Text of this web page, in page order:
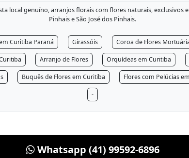
local genuíno, arranjos florais com flores naturais,
Pinhais e São José dos Pinhais.
Curitiba Paraná Girassóis Coroa de Flores
Arranjo de Flores Orquídeas em Curitiba
Buquês de Flores em Curitiba Flores com Pelúcias
-
Whatsapp (41) 99592-6896